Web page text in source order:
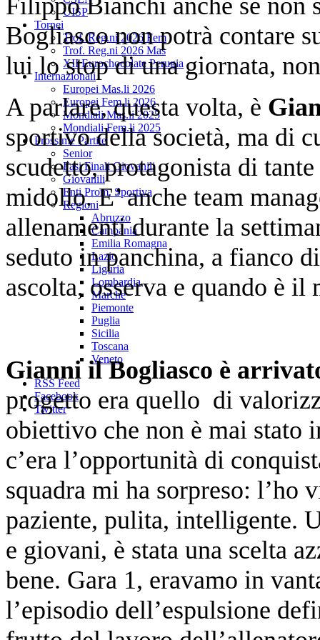
UISP
Tornei
Trof. Reg.ni 2026 Fem
Trof. Reg.ni 2026 Mas
XII Eurochocolate Perugia
Internazionali
Europei Mas.li 2026
Europei Fem.li 2026
Mondiali Mas.li 2025
Mondiali Fem.li 2025
Prossime Partite
Senior
Fasi Finali Giovanili
Giovanili
Enti Prom. Sportiva
Regioni
Abruzzo
Campania
Emilia Romagna
Lazio
Liguria
Lombardia
Marche
Piemonte
Puglia
Sicilia
Toscana
Veneto
RSS Feed
Facebook
Twitter
Bogliasco non potrà contare
lui lo stop di una giornata,
A parlare, questa volta, è
sportivo della società, ma di
scudetto, protagonista di
midollo. E’ anche team
allenamenti durante la
seduto in panchina, a fianco
ascolta, osserva e quando è
Gianni il Bogliasco è
progetto era quello di
obiettivo che non è mai stato
c’era l’opportunità di
squadra mi ha sorpreso: l’ho
paziente, pulita, intelligente.
e giovani, è stata una scelta
bene. Gara 1, eravamo in
l’episodio dell’espulsione